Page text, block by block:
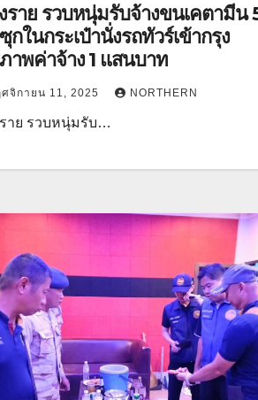
ราย รวบหนุ่มรับจ้างขนเคตามีน
กในกระเป๋านั่งรถทัวร์เข้ากรุง
าพค่าจ้าง 1 แสนบาท
จิกายน 11, 2025 NORTHERN
ราย รวบหนุ่มรับ…